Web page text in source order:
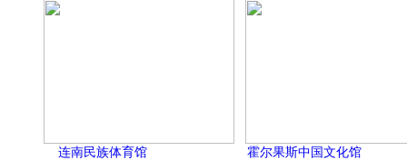
连南民族体育馆 霍尔果斯中国文化馆